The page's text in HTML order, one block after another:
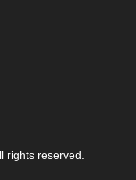
rights reserved.